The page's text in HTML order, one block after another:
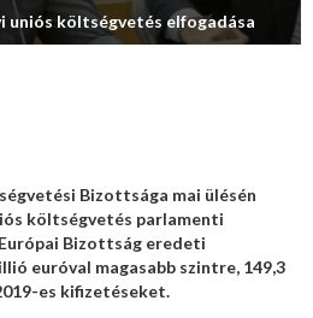
uniós költségvetés elfogadása
Bizottsága mai ülésén
költségvetés parlamenti
Bizottság eredeti
euróval magasabb szintre, 149,3
es kifizetéseket.